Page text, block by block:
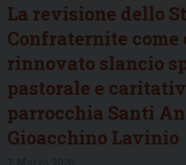
La revisione dello
Confraternite come
rinnovato slancio
pastorale e
parrocchia Santi
Gioacchino Lavinio